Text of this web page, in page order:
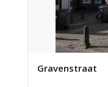
Gravenstraat